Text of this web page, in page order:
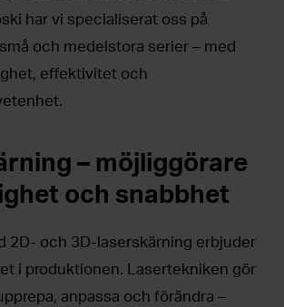
har vi specialiserat oss på
och medelstora serier – med
effektivitet och
– möjliggörare
och snabbhet
2D- och 3D-laserskärning erbjuder
i produktionen. Lasertekniken gör
anpassa och förändra –